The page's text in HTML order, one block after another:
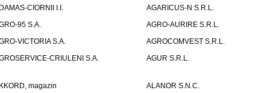
CIORNII I.I.
AGARICUS-N S.R.L.
95 S.A.
AGRO-AURIRE S.R.L.
VICTORIA S.A.
AGROCOMVEST S.R.L.
CRIULENI S.A.
AGUR S.R.L.
magazin
ALANOR S.N.C.